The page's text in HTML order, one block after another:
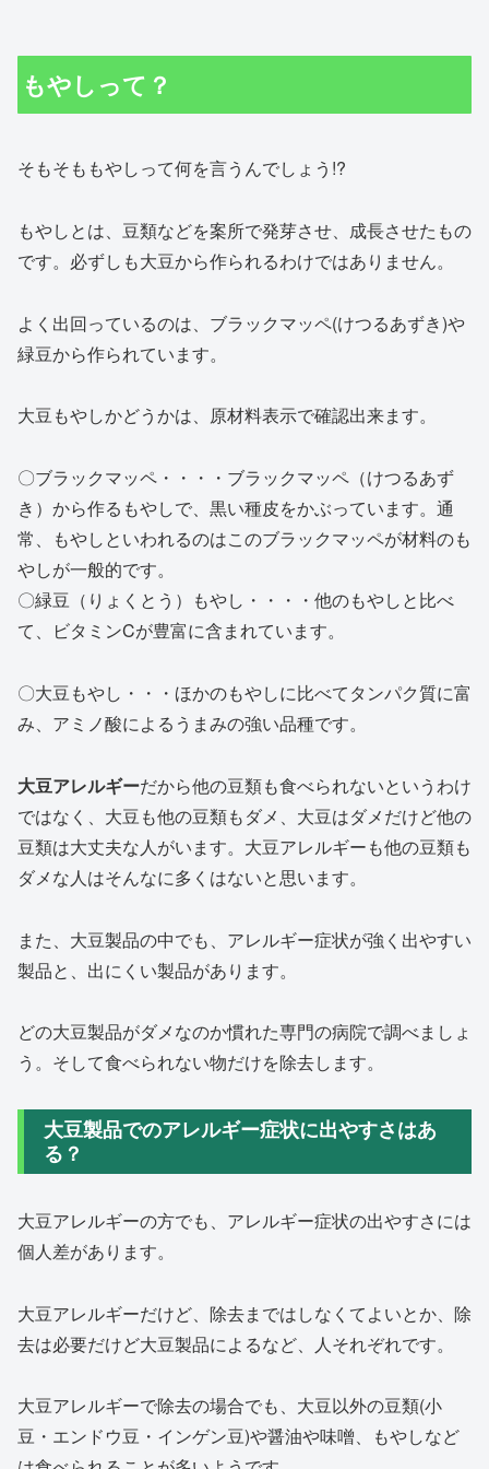
もやしって？
そもそももやしって何を言うんでしょう!?
もやしとは、豆類などを案所で発芽させ、成長させたもの
です。必ずしも大豆から作られるわけではありません。
よく出回っているのは、ブラックマッペ(けつるあずき)や
緑豆から作られています。
大豆もやしかどうかは、原材料表示で確認出来ます。
〇ブラックマッペ・・・・ブラックマッペ（けつるあず
き）から作るもやしで、黒い種皮をかぶっています。通
常、もやしといわれるのはこのブラックマッペが材料のも
やしが一般的です。
〇緑豆（りょくとう）もやし・・・・他のもやしと比べ
て、ビタミンCが豊富に含まれています。
〇大豆もやし・・・ほかのもやしに比べてタンパク質に富
み、アミノ酸によるうまみの強い品種です。
大豆アレルギーだから他の豆類も食べられないというわけ
ではなく、大豆も他の豆類もダメ、大豆はダメだけど他の
豆類は大丈夫な人がいます。大豆アレルギーも他の豆類も
ダメな人はそんなに多くはないと思います。
また、大豆製品の中でも、アレルギー症状が強く出やすい
製品と、出にくい製品があります。
どの大豆製品がダメなのか慣れた専門の病院で調べましょ
う。そして食べられない物だけを除去します。
大豆製品でのアレルギー症状に出やすさはあ
る？
大豆アレルギーの方でも、アレルギー症状の出やすさには
個人差があります。
大豆アレルギーだけど、除去まではしなくてよいとか、除
去は必要だけど大豆製品によるなど、人それぞれです。
大豆アレルギーで除去の場合でも、大豆以外の豆類(小
豆・エンドウ豆・インゲン豆)や醤油や味噌、もやしなど